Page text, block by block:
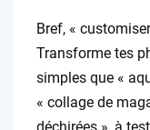
Bref, «
Transforme tes
simples que «
« collage de